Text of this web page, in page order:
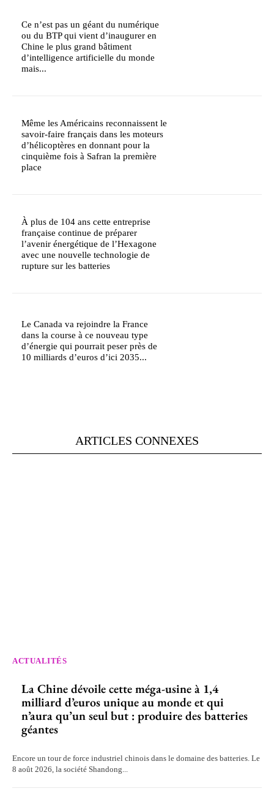
Ce n’est pas un géant du numérique
ou du BTP qui vient d’inaugurer en
Chine le plus grand bâtiment
d’intelligence artificielle du monde
mais...
Même les Américains reconnaissent le
savoir-faire français dans les moteurs
d’hélicoptères en donnant pour la
cinquième fois à Safran la première
place
À plus de 104 ans cette entreprise
française continue de préparer
l’avenir énergétique de l’Hexagone
avec une nouvelle technologie de
rupture sur les batteries
Le Canada va rejoindre la France
dans la course à ce nouveau type
d’énergie qui pourrait peser près de
10 milliards d’euros d’ici 2035...
ARTICLES CONNEXES
ACTUALITÉS
La Chine dévoile cette méga-usine à 1,4
milliard d’euros unique au monde et qui
n’aura qu’un seul but : produire des batteries
géantes
Encore un tour de force industriel chinois dans le domaine des batteries. Le
8 août 2026, la société Shandong...